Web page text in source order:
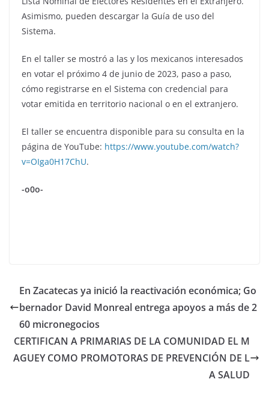
Asimismo, pueden descargar la Guía de uso del
Sistema.
En el taller se mostró a las y los mexicanos interesados
en votar el próximo 4 de junio de 2023, paso a paso,
cómo registrarse en el Sistema con credencial para
votar emitida en territorio nacional o en el extranjero.
El taller se encuentra disponible para su consulta en la
página de YouTube: https://www.youtube.com/watch?
v=OIga0H17ChU.
-o0o-
En Zacatecas ya inició la reactivación económica; Go
bernador David Monreal entrega apoyos a más de 2
60 micronegocios
CERTIFICAN A PRIMARIAS DE LA COMUNIDAD EL M
AGUEY COMO PROMOTORAS DE PREVENCIÓN DE L
A SALUD